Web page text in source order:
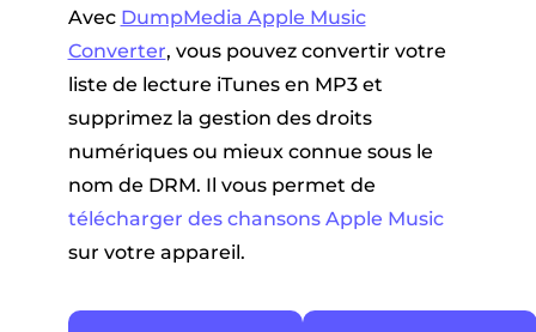
Avec DumpMedia Apple Music
Converter, vous pouvez convertir votre
liste de lecture iTunes en MP3 et
supprimez la gestion des droits
numériques ou mieux connue sous le
nom de DRM. Il vous permet de
télécharger des chansons Apple Music
sur votre appareil.